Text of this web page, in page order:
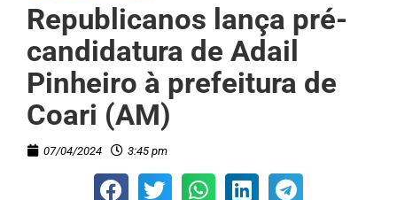
Republicanos lança pré-
candidatura de Adail
Pinheiro à prefeitura de
Coari (AM)
07/04/2024 3:45 pm